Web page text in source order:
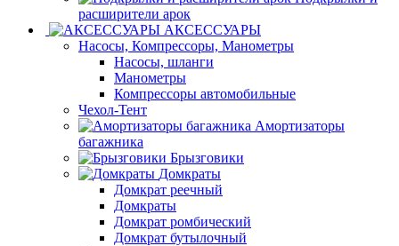
расширители арок
АКСЕССУАРЫ
Насосы, Компрессоры, Манометры
Насосы, шланги
Манометры
Компрессоры автомобильные
Чехол-Тент
Амортизаторы
багажника
Брызговики
Домкраты
Домкрат реечный
Домкраты
Домкрат ромбический
Домкрат бутылочный